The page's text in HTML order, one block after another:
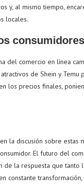
y, al mismo tiempo,
locales.
consumidores
del comercio en línea
de Shein y
los precios finales,
la discusión sobre estas
El futuro del
de la respuesta que
constante